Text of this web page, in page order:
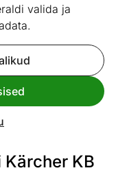
valida ja
sarnaseid
KB